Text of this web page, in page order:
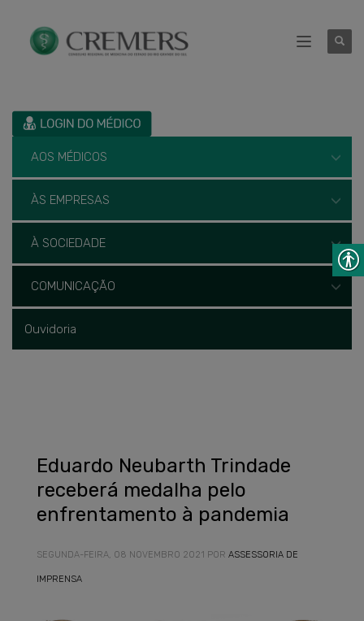
AOS MÉDICOS
ÀS EMPRESAS
À SOCIEDADE
COMUNICAÇÃO
Ouvidoria
Eduardo Neubarth Trindade
receberá medalha pelo
enfrentamento à pandemia
SEGUNDA-FEIRA, 08 NOVEMBRO 2021 POR ASSESSORIA DE
IMPRENSA